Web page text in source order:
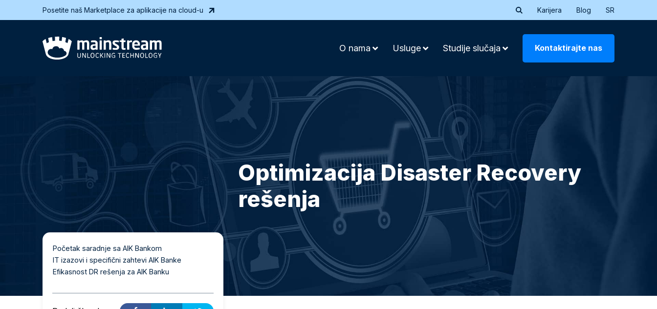
Posetite naš Marketplace za aplikacije na cloud-u Karijera Blog SR
O nama Usluge Studije slučaja Kontaktirajte nas
Optimizacija Disaster Recovery
rešenja
Početak saradnje sa AIK Bankom
IT izazovi i specifični zahtevi AIK Banke
Efikasnost DR rešenja za AIK Banku